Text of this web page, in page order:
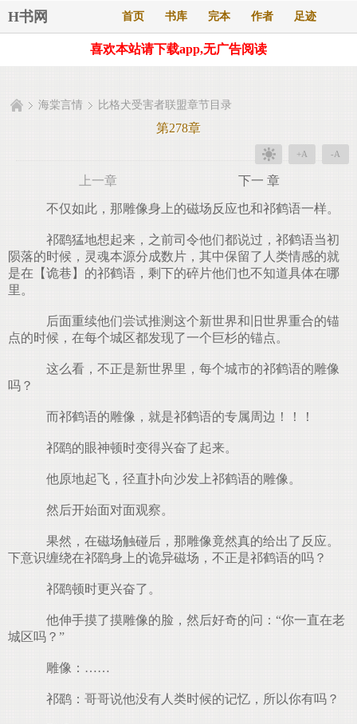
H书网 首页 书库 完本 作者 足迹
喜欢本站请下载app,无广告阅读
海棠言情 比格犬受害者联盟章节目录
第278章
+A -A
上一章 下一 章
不仅如此，那雕像身上的磁场反应也和祁鹤语一样。
祁鹞猛地想起来，之前司令他们都说过，祁鹤语当初
陨落的时候，灵魂本源分成数片，其中保留了人类情感的就
是在【诡巷】的祁鹤语，剩下的碎片他们也不知道具体在哪
里。
后面重续他们尝试推测这个新世界和旧世界重合的锚
点的时候，在每个城区都发现了一个巨杉的锚点。
这么看，不正是新世界里，每个城市的祁鹤语的雕像
吗？
而祁鹤语的雕像，就是祁鹤语的专属周边！！！
祁鹞的眼神顿时变得兴奋了起来。
他原地起飞，径直扑向沙发上祁鹤语的雕像。
然后开始面对面观察。
果然，在磁场触碰后，那雕像竟然真的给出了反应。
下意识缠绕在祁鹞身上的诡异磁场，不正是祁鹤语的吗？
祁鹞顿时更兴奋了。
他伸手摸了摸雕像的脸，然后好奇的问：“你一直在老
城区吗？”
雕像：……
祁鹞：哥哥说他没有人类时候的记忆，所以你有吗？